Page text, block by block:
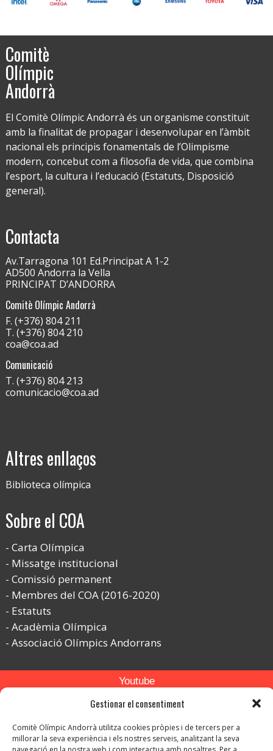
Gestionar el consentiment
Comitè Olímpic Andorrà utilitza cookies pròpies i de tercers per a
millorar la seva experiència i els nostres serveis, analitzant la seva
Comitè
Olímpic
Andorrà
El Comitè Olímpic Andorrà és un organisme constituït
amb la finalitat de propagar i desenvolupar en l’àmbit
nacional els principis fonamentals de l’Olimpisme
modern, concebut com a filosofia de vida, que combina
l’esport, la cultura i l’educació (Estatuts, Disposició
general).
Contacta
Av.Tarragona 101 Ed.Principat A 1-2
AD500 Andorra la Vella
PRINCIPAT D’ANDORRA
Comitè Olímpic Andorrà
F. (+376) 804 211
T. (+376) 804 210
coa@coa.ad
Comunicació
T. (+376) 804 213
comunicacio@coa.ad
Altres enllaços
Biblioteca olímpica
Sobre el COA
Carta Olímpica
Missatge institucional
Comissió permanent
Membres del COA (2016-2020)
Estatuts
Acadèmia Olímpica
Associació Olímpics Andorrans
Youtube
Flickr
Instagram